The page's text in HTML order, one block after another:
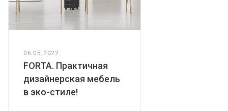
шкафу устойчивость на неровном полу.
06.05.2022
FORTA. Практичная
дизайнерская мебель
в эко-стиле!